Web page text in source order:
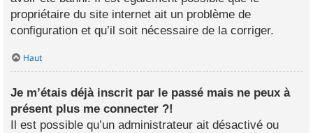
propriétaire du site internet ait un problème de
configuration et qu’il soit nécessaire de la corriger.
Haut
Je m’étais déjà inscrit par le passé mais ne peux à
présent plus me connecter ?!
Il est possible qu’un administrateur ait désactivé ou